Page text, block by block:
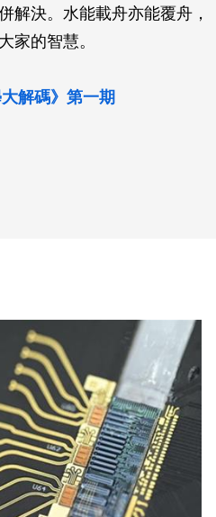
解決。水能載舟亦能覆舟，
家的智慧。
解碼》第一期